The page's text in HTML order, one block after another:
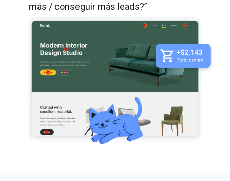
más / conseguir más leads?”